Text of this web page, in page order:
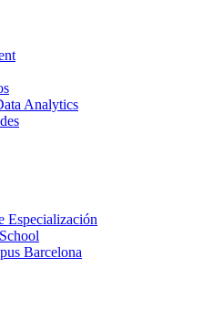
Analytics
Especialización
Barcelona